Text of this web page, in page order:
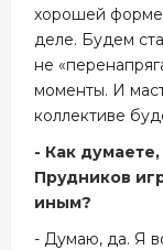
хорошей
деле. Будем
не
моменты. И
коллективе
- Как
Прудников
иным?
- Думаю, да. Я